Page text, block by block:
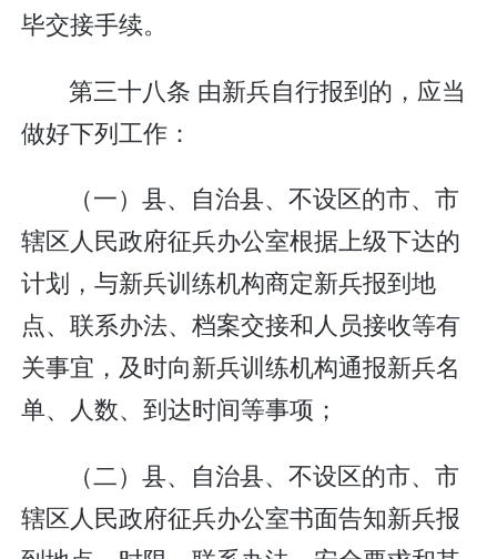
毕交接手续。
第三十八条 由新兵自行报到的，应当
做好下列工作：
（一）县、自治县、不设区的市、市
辖区人民政府征兵办公室根据上级下达的
计划，与新兵训练机构商定新兵报到地
点、联系办法、档案交接和人员接收等有
关事宜，及时向新兵训练机构通报新兵名
单、人数、到达时间等事项；
（二）县、自治县、不设区的市、市
辖区人民政府征兵办公室书面告知新兵报